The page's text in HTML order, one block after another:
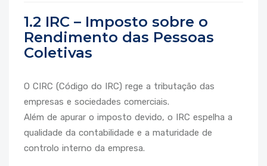
1.2 IRC – Imposto sobre o
Rendimento das Pessoas
Coletivas
O CIRC (Código do IRC) rege a tributação das
empresas e sociedades comerciais.
Além de apurar o imposto devido, o IRC espelha a
qualidade da contabilidade e a maturidade de
controlo interno da empresa.